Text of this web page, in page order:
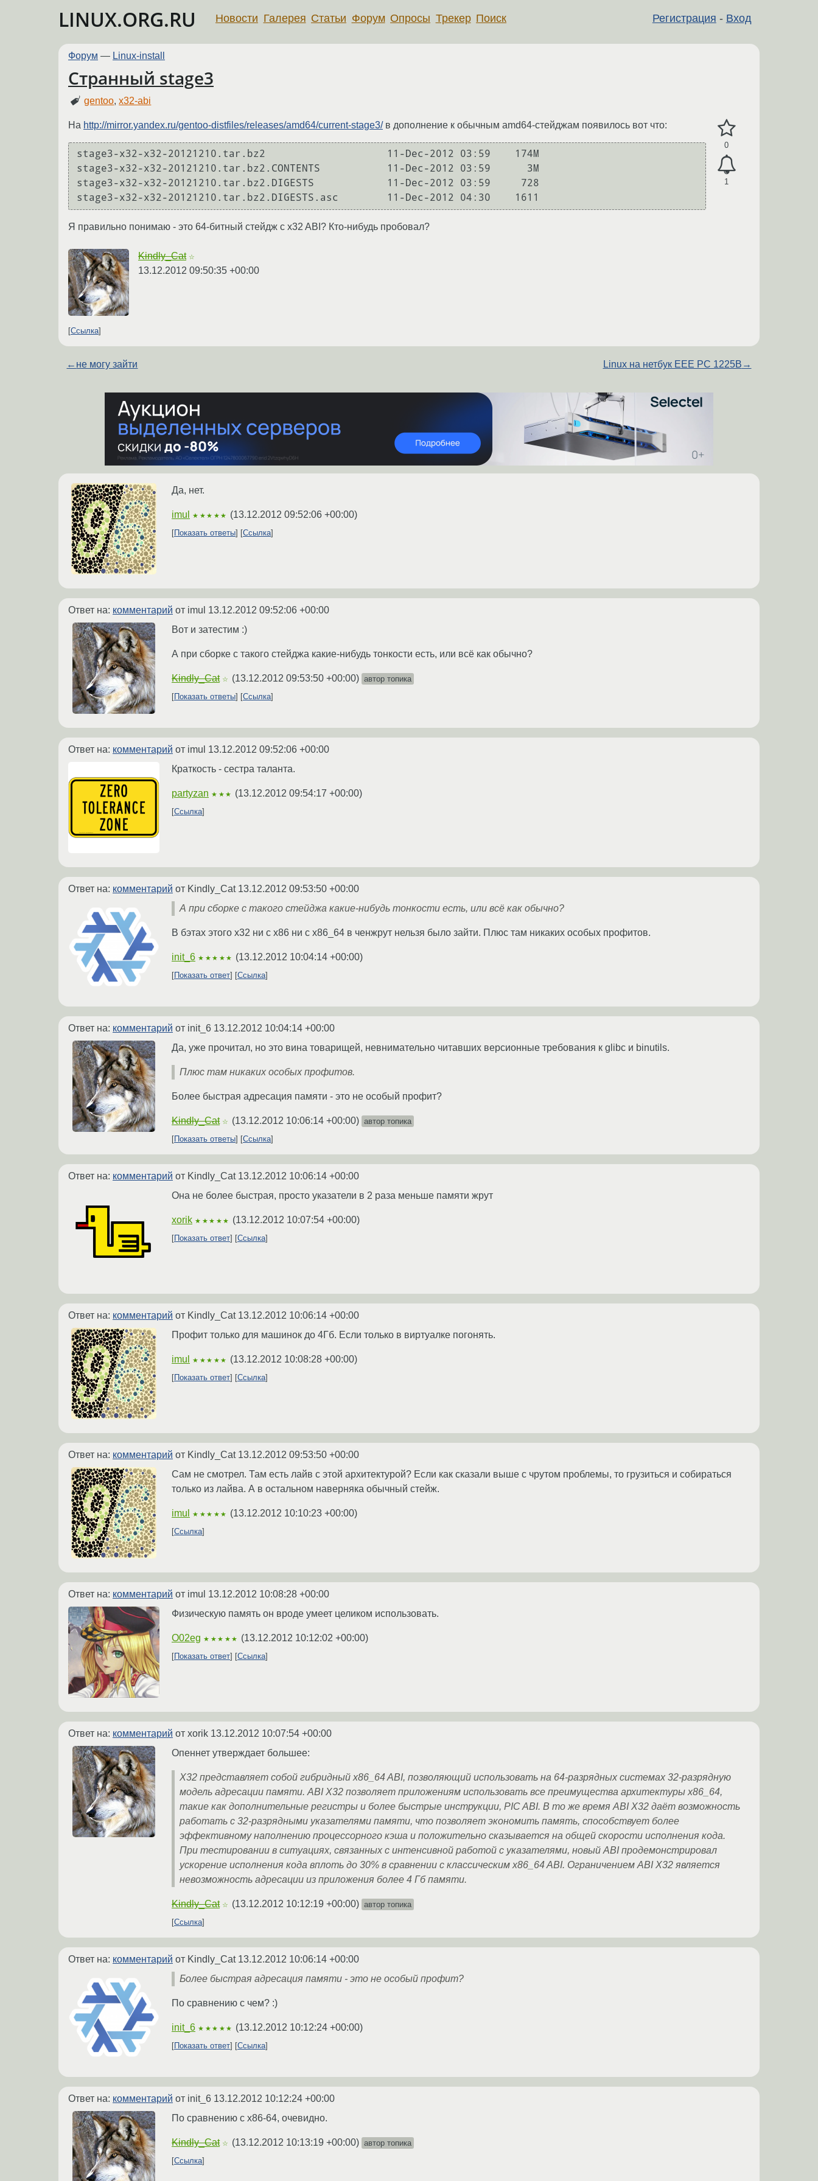
LINUX.ORG.RU Регистрация - Вход
Новости Галерея Статьи Форум Опросы Трекер Поиск
Форум — Linux-install
Странный stage3
gentoo,x32-abi
0
1
На http://mirror.yandex.ru/gentoo-distfiles/releases/amd64/current-stage3/в дополнение к обычным amd64-стейджам появилось вот что:
stage3-x32-x32-20121210.tar.bz2                    11-Dec-2012 03:59    174M
stage3-x32-x32-20121210.tar.bz2.CONTENTS           11-Dec-2012 03:59      3M
stage3-x32-x32-20121210.tar.bz2.DIGESTS            11-Dec-2012 03:59     728
Я правильно понимаю - это 64-битный стейдж с x32 ABI? Кто-нибудь пробовал?
Kindly_Cat ☆
13.12.2012 09:50:35 +00:00
Ссылка
← не могу зайти Linux на нетбук EEE PC 1225B →
Да, нет.
imul ★★★★★ (13.12.2012 09:52:06 +00:00)
Показать ответы Ссылка
Ответ на: комментарий от imul 13.12.2012 09:52:06 +00:00
Вот и затестим :)
А при сборке с такого стейджа какие-нибудь тонкости есть, или всё как обычно?
Kindly_Cat ☆ (13.12.2012 09:53:50 +00:00) автор топика
Показать ответы
Ссылка
Ответ на: комментарий от imul 13.12.2012 09:52:06 +00:00
Краткость - сестра таланта.
partyzan ★★★ (13.12.2012 09:54:17 +00:00)
Ссылка
Ответ на: комментарий от Kindly_Cat 13.12.2012 09:53:50 +00:00
А при сборке с такого стейджа какие-нибудь тонкости есть, или всё как обычно?
В бэтах этого х32 ни с х86 ни с х86_64 в ченжрут нельзя было зайти. Плюс там никаких особых профитов.
init_6 ★★★★★ (13.12.2012 10:04:14 +00:00)
Показать ответ Ссылка
Ответ на: комментарий от init_6 13.12.2012 10:04:14 +00:00
Да, уже прочитал, но это вина товарищей, невнимательно читавших версионные требования к glibc и binutils.
Плюс там никаких особых профитов.
Более быстрая адресация памяти - это не особый профит?
Kindly_Cat ☆ (13.12.2012 10:06:14 +00:00) автор топика
Показать ответы
Ссылка
Ответ на: комментарий от Kindly_Cat 13.12.2012 10:06:14 +00:00
Она не более быстрая, просто указатели в 2 раза меньше памяти жрут
xorik ★★★★★ (13.12.2012 10:07:54 +00:00)
Показать ответ Ссылка
Ответ на: комментарий от Kindly_Cat 13.12.2012 10:06:14 +00:00
Профит только для машинок до 4Гб. Если только в виртуалке погонять.
imul ★★★★★ (13.12.2012 10:08:28 +00:00)
Показать ответ Ссылка
Ответ на: комментарий от Kindly_Cat 13.12.2012 09:53:50 +00:00
Сам не смотрел. Там есть лайв с этой архитектурой? Если как сказали выше с чрутом проблемы, то грузиться и собираться
только из лайва. А в остальном наверняка обычный стейж.
imul ★★★★★ (13.12.2012 10:10:23 +00:00)
Ссылка
Ответ на: комментарий от imul 13.12.2012 10:08:28 +00:00
Физическую память он вроде умеет целиком использовать.
O02eg ★★★★★ (13.12.2012 10:12:02 +00:00)
Показать ответ Ссылка
Ответ на: комментарий от xorik 13.12.2012 10:07:54 +00:00
Опеннет утверждает большее:
X32 представляет собой гибридный x86_64 ABI, позволяющий использовать на 64-разрядных системах 32-разрядную
модель адресации памяти. ABI X32 позволяет приложениям использовать все преимущества архитектуры x86_64,
такие как дополнительные регистры и более быстрые инструкции, PIC ABI. В то же время ABI X32 даёт возможность
работать с 32-разрядными указателями памяти, что позволяет экономить память, способствует более
эффективному наполнению процессорного кэша и положительно сказывается на общей скорости исполнения кода.
При тестировании в ситуациях, связанных с интенсивной работой с указателями, новый ABI продемонстрировал
ускорение исполнения кода вплоть до 30% в сравнении с классическим x86_64 ABI. Ограничением ABI X32 является
невозможность адресации из приложения более 4 Гб памяти.
Kindly_Cat ☆ (13.12.2012 10:12:19 +00:00) автор топика
Ссылка
Ответ на: комментарий от Kindly_Cat 13.12.2012 10:06:14 +00:00
Более быстрая адресация памяти - это не особый профит?
По сравнению с чем? :)
init_6 ★★★★★ (13.12.2012 10:12:24 +00:00)
Показать ответ Ссылка
Ответ на: комментарий от init_6 13.12.2012 10:12:24 +00:00
По сравнению с х86-64, очевидно.
Kindly_Cat ☆ (13.12.2012 10:13:19 +00:00) автор топика
Ссылка